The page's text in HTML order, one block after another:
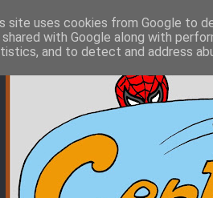
site uses cookies from Google to
shared with Google along with
and to detect and address